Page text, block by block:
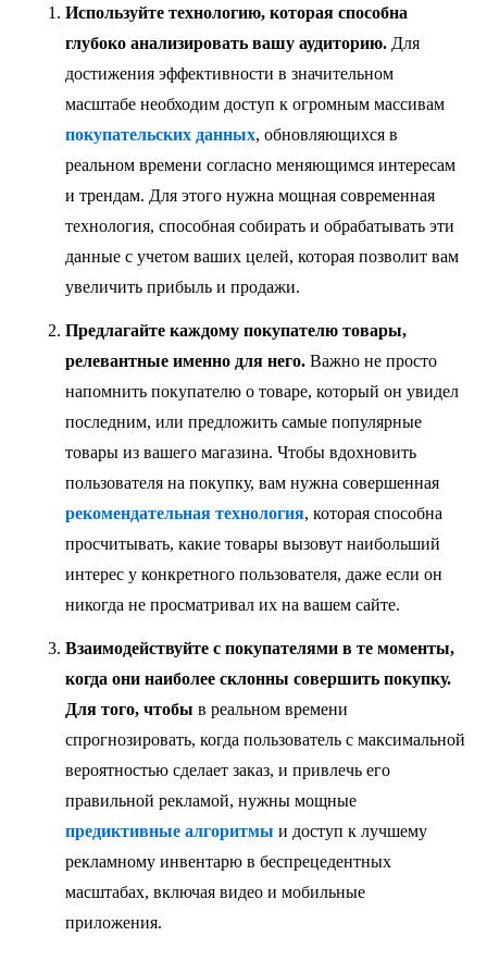
Используйте технологию, которая способна
глубоко анализировать вашу аудиторию. Для
достижения эффективности в значительном
масштабе необходим доступ к огромным массивам
покупательских данных, обновляющихся в
реальном времени согласно меняющимся интересам
и трендам. Для этого нужна мощная современная
технология, способная собирать и обрабатывать эти
данные с учетом ваших целей, которая позволит вам
увеличить прибыль и продажи.
Предлагайте каждому покупателю товары,
релевантные именно для него. Важно не просто
напомнить покупателю о товаре, который он увидел
последним, или предложить самые популярные
товары из вашего магазина. Чтобы вдохновить
пользователя на покупку, вам нужна совершенная
рекомендательная технология, которая способна
просчитывать, какие товары вызовут наибольший
интерес у конкретного пользователя, даже если он
никогда не просматривал их на вашем сайте.
Взаимодействуйте с покупателями в те моменты,
когда они наиболее склонны совершить покупку.
Для того, чтобы в реальном времени
спрогнозировать, когда пользователь с максимальной
вероятностью сделает заказ, и привлечь его
правильной рекламой, нужны мощные
предиктивные алгоритмы и доступ к лучшему
рекламному инвентарю в беспрецедентных
масштабах, включая видео и мобильные
приложения.